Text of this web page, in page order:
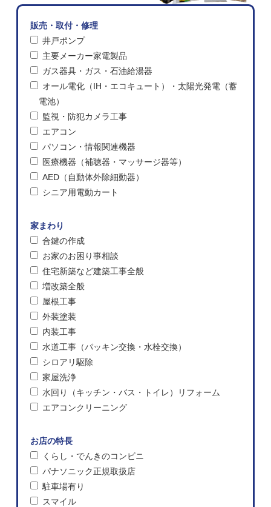
販売・取付・修理
井戸ポンプ
主要メーカー家電製品
ガス器具・ガス・石油給湯器
オール電化（IH・エコキュート）・太陽光発電（蓄
電池）
監視・防犯カメラ工事
エアコン
パソコン・情報関連機器
医療機器（補聴器・マッサージ器等）
AED（自動体外除細動器）
シニア用電動カート
家まわり
合鍵の作成
お家のお困り事相談
住宅新築など建築工事全般
増改築全般
屋根工事
外装塗装
内装工事
水道工事（パッキン交換・水栓交換）
シロアリ駆除
家屋洗浄
水回り（キッチン・バス・トイレ）リフォーム
エアコンクリーニング
お店の特長
くらし・でんきのコンビニ
パナソニック正規取扱店
駐車場有り
スマイル